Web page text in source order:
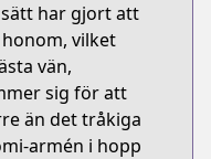
sätt har gjort att
vilket
vän,
sig för att
än det tråkiga
armén i hopp